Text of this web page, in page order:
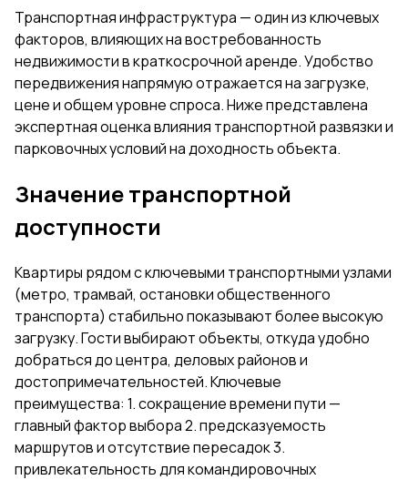
Транспортная инфраструктура — один из ключевых
факторов, влияющих на востребованность
недвижимости в краткосрочной аренде. Удобство
передвижения напрямую отражается на загрузке,
цене и общем уровне спроса. Ниже представлена
экспертная оценка влияния транспортной развязки и
парковочных условий на доходность объекта.
Значение транспортной
доступности
Квартиры рядом с ключевыми транспортными узлами
(метро, трамвай, остановки общественного
транспорта) стабильно показывают более высокую
загрузку. Гости выбирают объекты, откуда удобно
добраться до центра, деловых районов и
достопримечательностей. Ключевые
преимущества: 1. сокращение времени пути —
главный фактор выбора 2. предсказуемость
маршрутов и отсутствие пересадок 3.
привлекательность для командировочных